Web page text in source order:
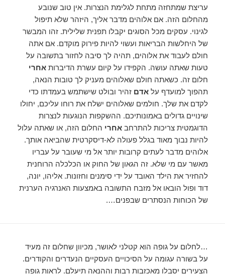
עריצת שמתחזה מתחת לגלימת הנצרות. אין טוב שנובע
מהחלום הזה. אם אלוהים מדבר אליך, היזהר שלא תיפול
לגינוי. עסקים מכל הסוגים יקבלו תפנית שלילית. זהו המבשר
של היחלשות הבריאות ועשוי להיות פירוק מוקדם. אם אתה
חולם לעבוד את אלוהים, תהיה לך סיבה לחזור בתשובה על
טעות שאתה עושה. הקפידו על קיום עשרת הדיברותאחרי
חלום זה. כשאתה חולם שאלוהים מעניק לך טובות הנאה,
תהפוך למועדף עלאדם זהיר ובולט שישתמש בעמדתו כדי
לקדם את שלך. חולמים שאלוהים ישלח את רוחו עליכם, יחולו
שינויים גדולים באמונותיכם. ההשקפות הנוגעות לנצרות
הדוגמטית צריכות להתרחבאחרי החלום הזה, או שאתה עלול
להיות נבוך מאוד בגלל פעולה לא-דיסקרטית שהביאה אותך.
אלוהים מדבר לעתים קרובות יותר אל מי שעובר על עבריו
מאשר עם מי שלא. זה הגאון של החוק או הכלכלה הרוחנית
להחזיר את הילד האובד על ידי סימנים וחזונות. אליהו, יונה,
דוד ופול הובאו אל מזבח התשובה באמצעות האנרגיה הערנית
של הכוחות הנסתרים שבפנים….
…לחלום על גופה הוא קטלני לאושר, מכיוון שחלום זה מעיד
על בשורה עגומה על הסיכויים העסקיים הנעדרים והקודרים.
הצעירים יסבלו מאכזבות רבות וההנאה תיעלם. לראות גופה